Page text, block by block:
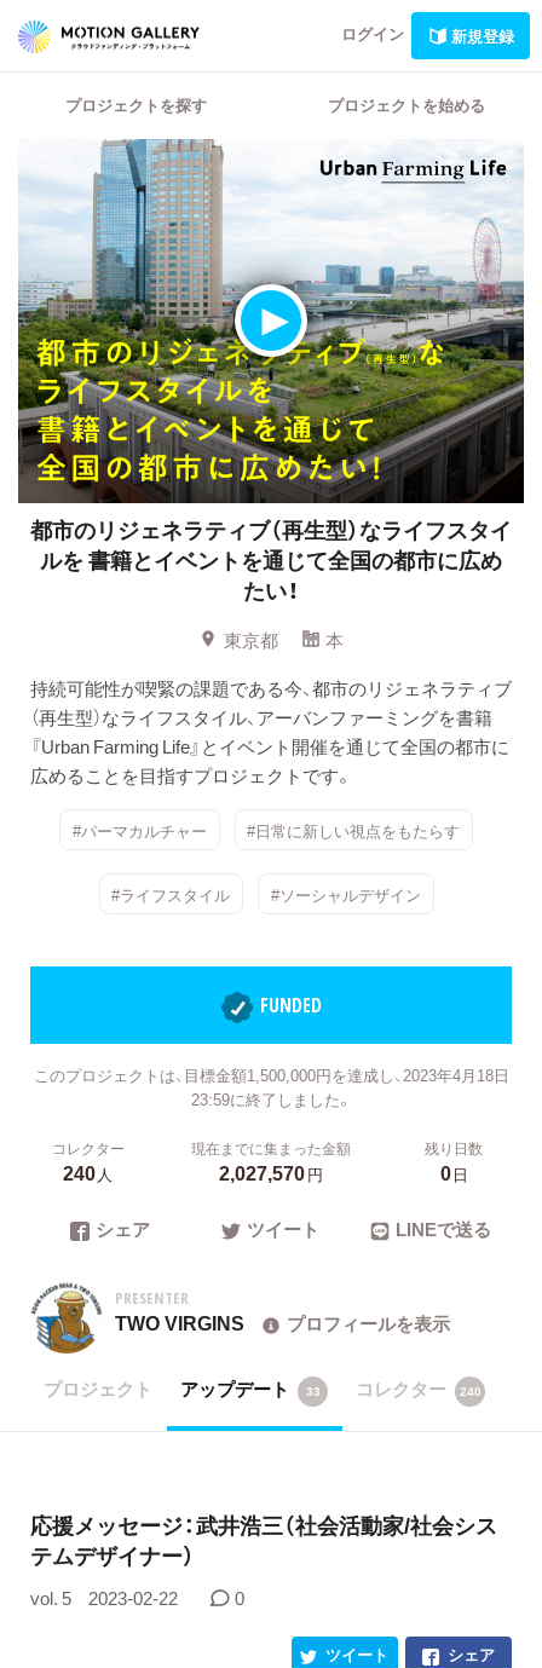
ログイン 新規登録
プロジェクトを探す プロジェクトを始める
都市のリジェネラティブ（再生型）なライフスタイ
ルを書籍とイベントを通じて全国の都市に広め
たい！
東京都
本
持続可能性が喫緊の課題である今、都市のリジェネラティブ
（再生型）なライフスタイル、アーバンファーミングを書籍
『Urban Farming Life』とイベント開催を通じて全国の都市に
広めることを目指すプロジェクトです。
#パーマカルチャー #日常に新しい視点をもたらす
#ライフスタイル #ソーシャルデザイン
FUNDED
このプロジェクトは、目標金額1,500,000円を達成し、2023年4月18日
23:59に終了しました。
コレクター
240人
現在までに集まった金額
2,027,570円
残り日数
0日
シェア ツイート LINEで送る
PRESENTER
TWO VIRGINS プロフィールを表示
プロジェクト アップデート 33 コレクター 240
応援メッセージ：​武井浩三（社会活動家/社会シス
テムデザイナー）
vol. 5 2023-02-22 0
シェア
ツイート